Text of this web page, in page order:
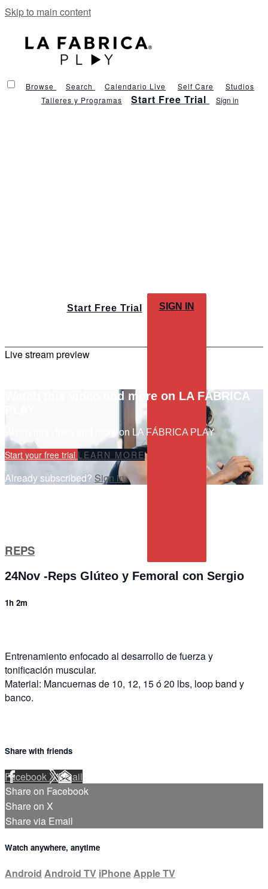
Skip to main content
Browse Search Calendario Live Self Care
Studios
Talleres y Programas
Start Free Trial Sign in
Start Free Trial SIGN IN
Live stream preview
Watch this video and more on LA FÁBRICA
Watch this video and more on LA FÁBRICA PLAY
Start your free trial LEARN MORE
Already subscribed? Sign in
REPS
24Nov -Reps Glúteo y Femoral con Sergio
1h 2m
Entrenamiento enfocado al desarrollo de fuerza y
tonificación muscular.
Material: Mancuernas de 10, 12, 15 ó 20 lbs, loop band y
banco.
Share with friends
FacebookXEmail
Share on Facebook
Share on X
Share via Email
Watch anywhere, anytime
Android Android TV iPhoneApple TV